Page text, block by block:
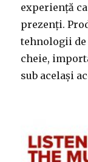
experiență
prezenți.
tehnologii
cheie,
sub același